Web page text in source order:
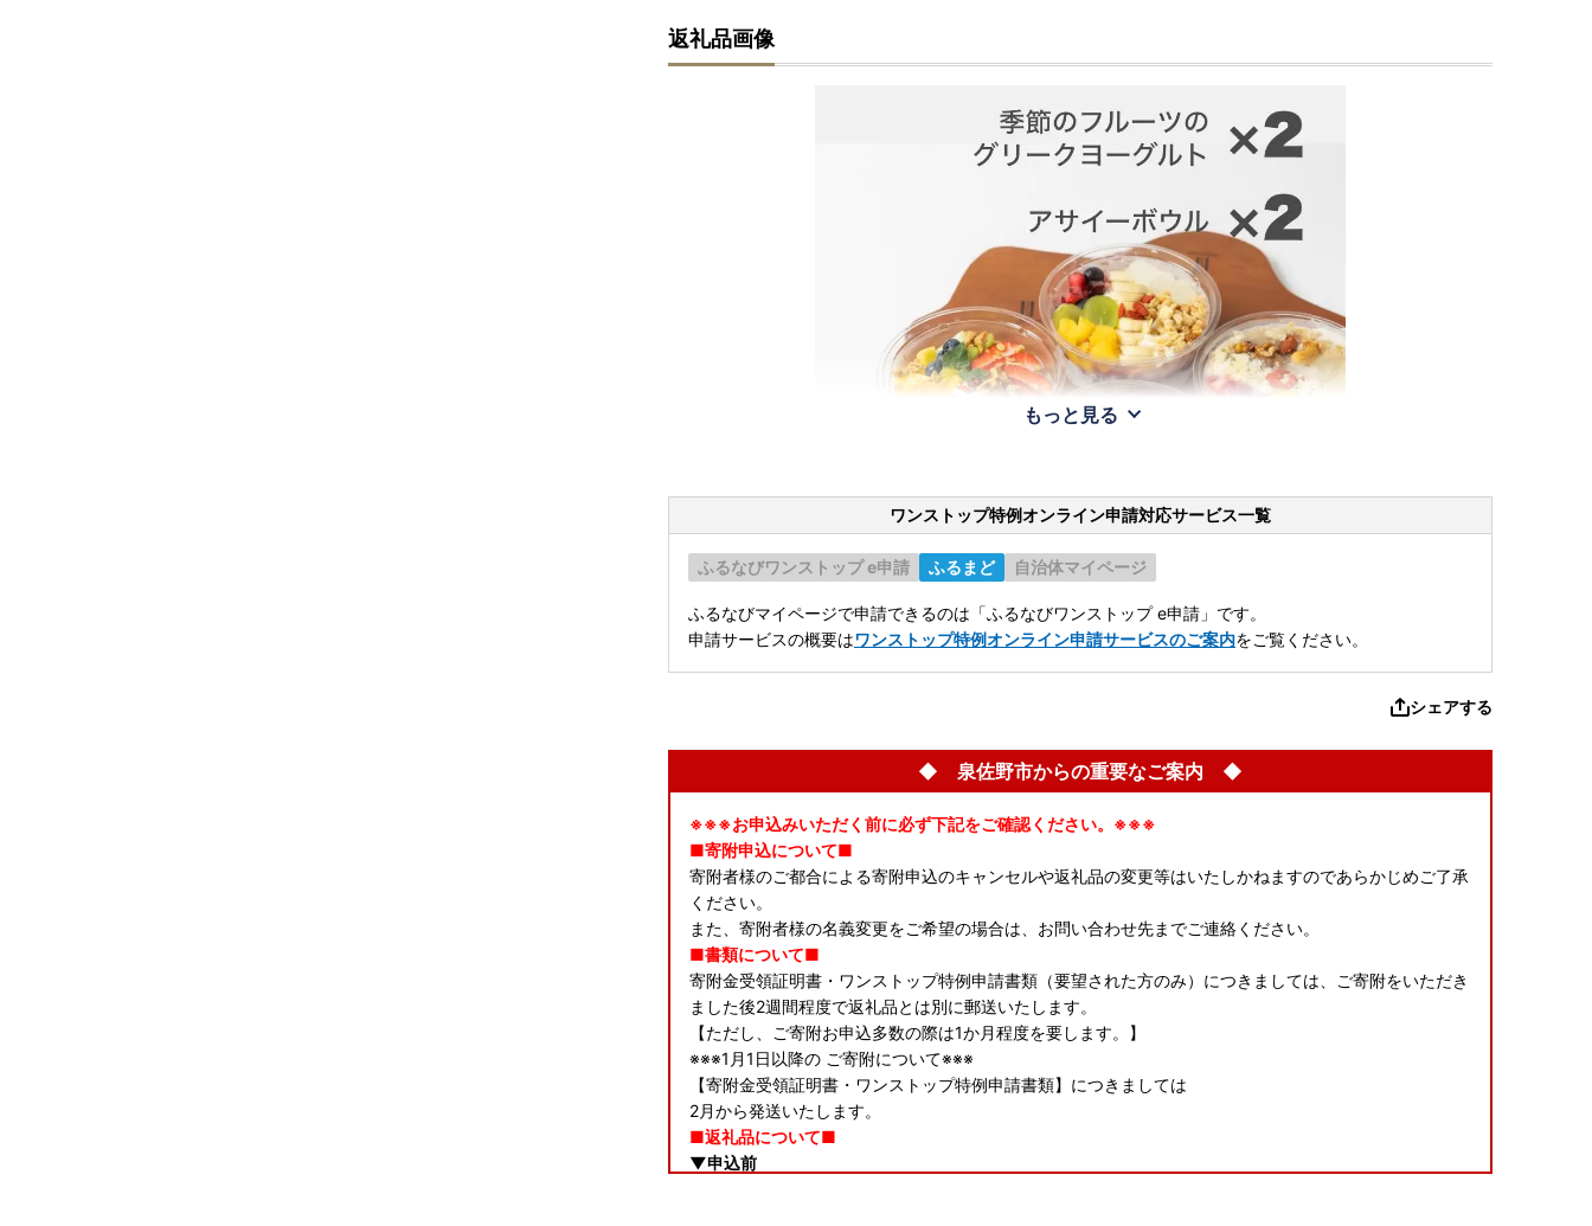
返礼品画像
もっと見る
ワンストップ特例オンライン申請対応サービス一覧
ふるなびワンストップ e申請 ふるまど 自治体マイページ
ふるなびマイページで申請できるのは「ふるなびワンストップ e申請」です。
申請サービスの概要はワンストップ特例オンライン申請サービスのご案内をご覧ください。
シェアする
◆ 泉佐野市からの重要なご案内 ◆
※※※お申込みいただく前に必ず下記をご確認ください。※※※
■寄附申込について■
寄附者様のご都合による寄附申込のキャンセルや返礼品の変更等はいたしかねますのであらかじめご了承
ください。
また、寄附者様の名義変更をご希望の場合は、お問い合わせ先までご連絡ください。
■書類について■
寄附金受領証明書・ワンストップ特例申請書類（要望された方のみ）につきましては、ご寄附をいただき
ました後2週間程度で返礼品とは別に郵送いたします。
【ただし、ご寄附お申込多数の際は1か月程度を要します。】
※※※1月1日以降の ご寄附について※※※
【寄附金受領証明書・ワンストップ特例申請書類】につきましては
2月から発送いたします。
■返礼品について■
▼申込前